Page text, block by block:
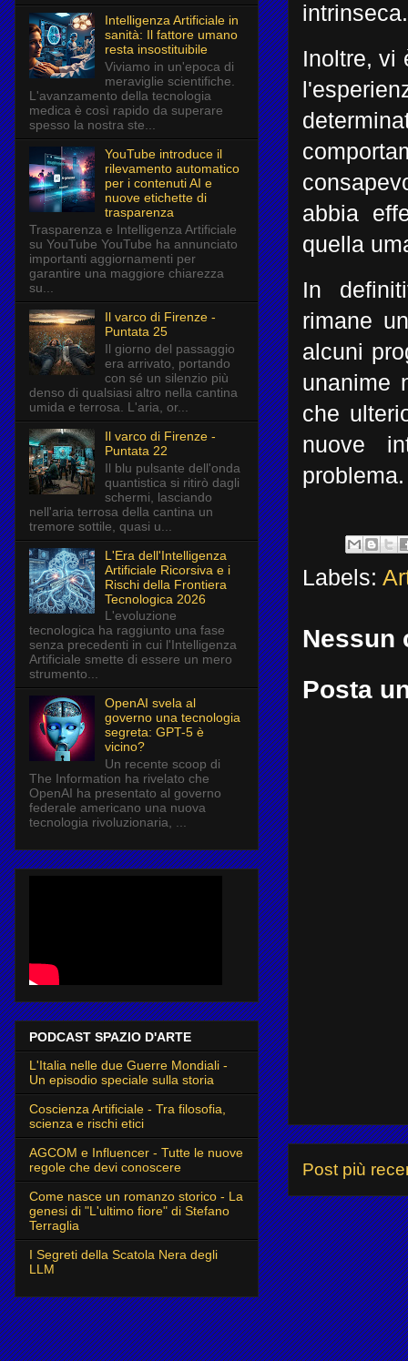
intrinseca.
Inoltre, vi
abbia
quella
In
rimane
alcuni
unanime
che
nuove
problema.
Labels:
Nessun
Posta
Post più
Intelligenza Artificiale in
sanità: Il fattore umano
resta insostituibile
Viviamo in un'epoca di
meraviglie scientifiche.
L'avanzamento della tecnologia
medica è così rapido da superare
spesso la nostra ste...
YouTube introduce il
rilevamento automatico
per i contenuti AI e
nuove etichette di
trasparenza
Trasparenza e Intelligenza Artificiale
su YouTube YouTube ha annunciato
importanti aggiornamenti per
garantire una maggiore chiarezza
su...
Il varco di Firenze -
Puntata 25
Il giorno del passaggio
era arrivato, portando
con sé un silenzio più
denso di qualsiasi altro nella cantina
umida e terrosa. L'aria, or...
Il varco di Firenze -
Puntata 22
Il blu pulsante dell'onda
quantistica si ritirò dagli
schermi, lasciando
nell'aria terrosa della cantina un
tremore sottile, quasi u...
L'Era dell'Intelligenza
Artificiale Ricorsiva e i
Rischi della Frontiera
Tecnologica 2026
L'evoluzione
tecnologica ha raggiunto una fase
senza precedenti in cui l'Intelligenza
Artificiale smette di essere un mero
strumento...
OpenAI svela al
governo una tecnologia
segreta: GPT-5 è
vicino?
Un recente scoop di
The Information ha rivelato che
OpenAI ha presentato al governo
federale americano una nuova
tecnologia rivoluzionaria, ...
PODCAST SPAZIO D'ARTE
L'Italia nelle due Guerre Mondiali -
Un episodio speciale sulla storia
Coscienza Artificiale - Tra filosofia,
scienza e rischi etici
AGCOM e Influencer - Tutte le nuove
regole che devi conoscere
Come nasce un romanzo storico - La
genesi di "L'ultimo fiore" di Stefano
Terraglia
I Segreti della Scatola Nera degli
LLM